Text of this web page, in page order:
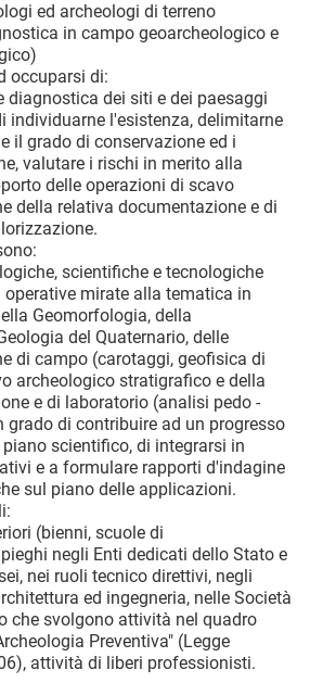
ed archeologi di terreno
in campo geoarcheologico e
occuparsi di:
diagnostica dei siti e dei paesaggi
individuarne l'esistenza, delimitarne
il grado di conservazione ed i
valutare i rischi in merito alla
delle operazioni di scavo
della relativa documentazione e di
scientifiche e tecnologiche
mirate alla tematica in
Geomorfologia, della
del Quaternario, delle
di campo (carotaggi, geofisica di
archeologico stratigrafico e della
e di laboratorio (analisi pedo -
grado di contribuire ad un progresso
scientifico, di integrarsi in
e a formulare rapporti d'indagine
sul piano delle applicazioni.
(bienni, scuole di
negli Enti dedicati dello Stato e
nei ruoli tecnico direttivi, negli
ed ingegneria, nelle Società
che svolgono attività nel quadro
Preventiva" (Legge
attività di liberi professionisti.